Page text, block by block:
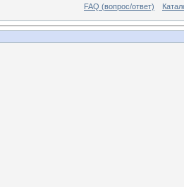
FAQ (вопрос/ответ)